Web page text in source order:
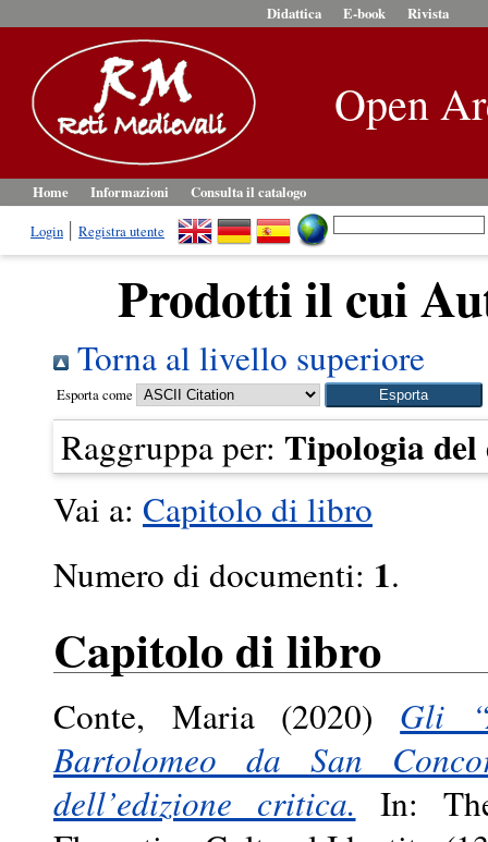
Didattica E-book Rivista
Open
Home Informazioni
Consulta il catalogo
Login
Registra utente
Prodotti il cui
Torna al livello superiore
Esporta come
Raggruppa per: Tipologia del
Vai a: Capitolo di libro
Numero di documenti: 1.
Capitolo di libro
Conte, Maria(2020) Gli
Bartolomeo da San
dell’edizione critica. In: